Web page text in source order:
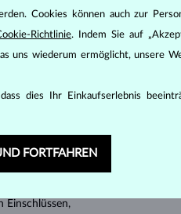
bewertet - die
eines Diamanten.
Schliff ein Rundschliff,
Baguette, Herz, Tropfen,
eines Diamanten
Einschlüssen,
Cookies können auch zur
Richtlinie. Indem Sie auf
uns wiederum ermöglicht, unsere
dies Ihr Einkaufserlebnis
FORTFAHREN